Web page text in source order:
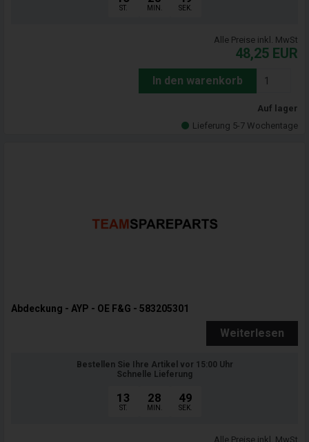
ST. MIN. SEK.
Alle Preise inkl. MwSt
48,25 EUR
In den warenkorb
Auf lager
Lieferung 5-7 Wochentage
Abdeckung - AYP - OE F&G - 583205301
Weiterlesen
Bestellen Sie Ihre Artikel vor 15:00 Uhr
Schnelle Lieferung
13
ST.
28
MIN.
47
SEK.
Alle Preise inkl. MwSt